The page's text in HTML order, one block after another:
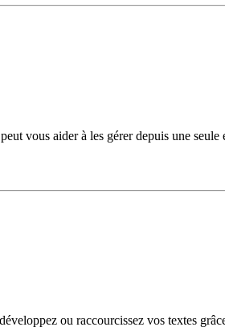
vous aider à les gérer depuis une
ou raccourcissez vos textes